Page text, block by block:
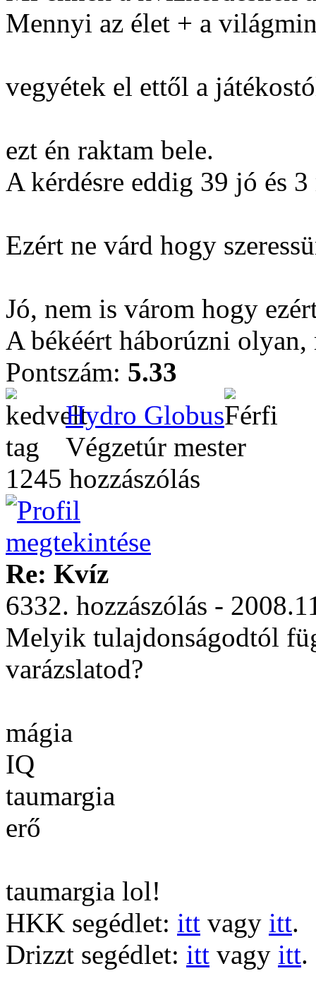
Mennyi az élet + a
vegyétek el ettől a
ezt én raktam bele.
A kérdésre eddig 39 jó és
Ezért ne várd hogy
Jó, nem is várom hogy
A békéért háborúzni olyan,
Pontszám: 5.33
Hydro Globus
Végzetúr mester
1245 hozzászólás
Re: Kvíz
6332. hozzászólás -
Melyik tulajdonságodtól
varázslatod?
mágia
IQ
taumargia
erő
taumargia lol!
HKK segédlet: itt vagy itt.
Drizzt segédlet: itt vagy itt.